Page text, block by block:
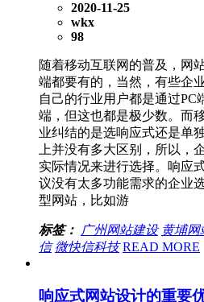
2020-11-25
wkx
98
随着移动互联网的普及，网
端都要有的，当然，有些企
自己的行业用户都是通过PC
端，但这也都是极少数。而
业纠结的是选响应式还是单
上并没有多大区别，所以，
实际情况来进行选择。响应
议没有太多功能需求的企业
型网站，比如游
标签： 广州网站建设 黄埔网
信 微快信科技 READ MORE
响应式网站设计的重要